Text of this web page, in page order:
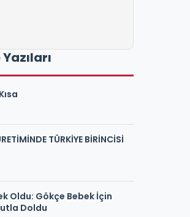
TÜRKİYE BİRİNCİSİ
Oldu: Gökçe Bebek İçin
Doldu